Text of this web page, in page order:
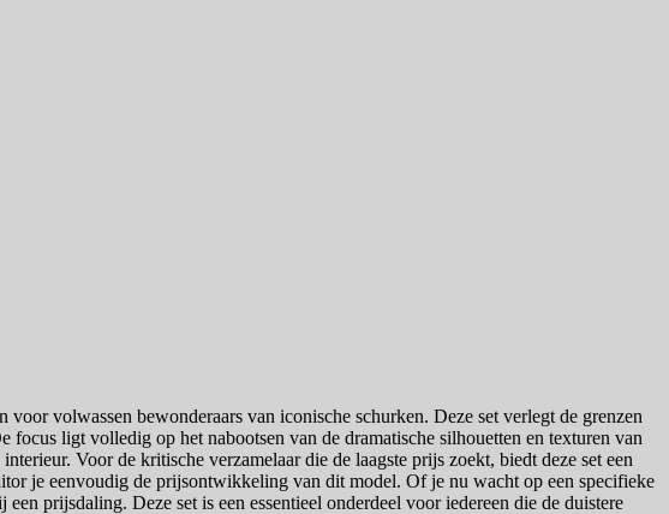
volwassen bewonderaars van iconische schurken. Deze set verlegt de grenzen
ligt volledig op het nabootsen van de dramatische silhouetten en texturen van
Voor de kritische verzamelaar die de laagste prijs zoekt, biedt deze set een
je eenvoudig de prijsontwikkeling van dit model. Of je nu wacht op een specifieke
prijsdaling. Deze set is een essentieel onderdeel voor iedereen die de duistere